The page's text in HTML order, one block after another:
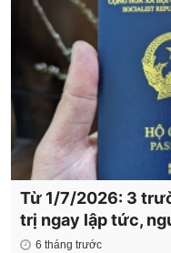
Từ 1/7/2026: 3
trị ngay lập tức,
6 tháng trước